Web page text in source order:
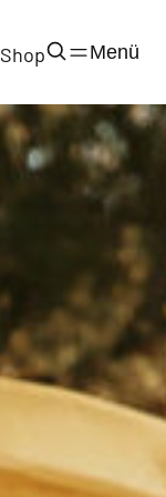
Shop Menü